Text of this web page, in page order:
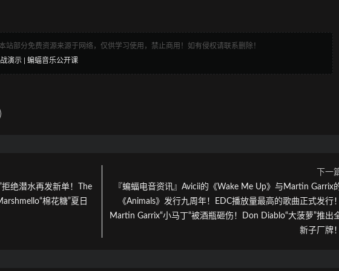
站部分免费资源来源于网络，仅供学习使用，禁止商用！如有侵权请联系删除！
演示 | 蝙蝠音乐公开课
拒绝潜水再发新单！The
棉花糖”夏日
下一
『蝙蝠电音资讯』Avicii的《Wake Me Up》与Martin Garrix
《Animals》发行九周年！EDC播放量最高的歌曲正式发行！
Martin Garrix“小马丁“被酒瓶砸伤！Don Diablo“大菠萝”推出
新子厂牌！